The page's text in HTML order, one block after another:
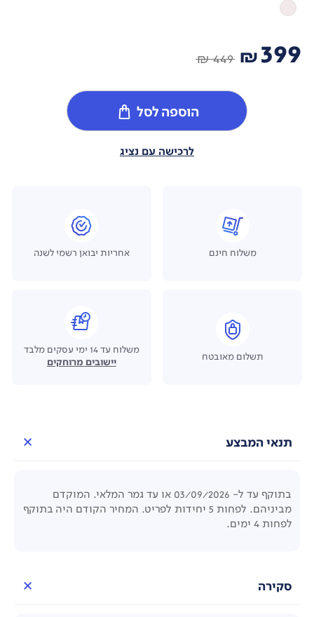
399
₪
449 ₪
הוספה לסל
לרכישה עם נציג
משלוח חינם אחריות יבואן רשמי לשנה
תשלום מאובטח
משלוח עד 14 ימי עסקים מלבד
יישובים מרוחקים
תנאי המבצע
בתוקף עד ל- 03/09/2026 או עד גמר המלאי. המוקדם
מביניהם. לפחות 5 יחידות לפריט. המחיר הקודם היה בתוקף
לפחות 4 ימים.
סקירה